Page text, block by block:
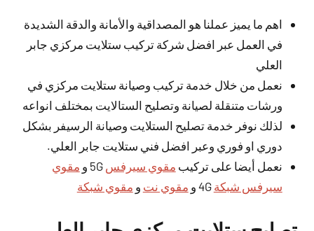
اهم ما يميز عملنا هو المصداقية والأمانة والدقة الشديدة
في العمل عبر افضل شركة تركيب ستلايت مركزي جابر
العلي
نعمل من خلال خدمة تركيب وصيانة ستلايت مركزي في
ورشات متنقلة لصيانة وتصليح الستالايت بمختلف انواعه
لذلك نوفر خدمة تصليح الستلايت وصيانة الرسيفر بشكل
دوري او فوري وعبر افضل فني ستلايت جابر العلي.
نعمل أيضا على تركيب مقوي سيرفس 5G و
مقوي
سيرفس شبكة 4G و مقوي نت و مقوي شبكة